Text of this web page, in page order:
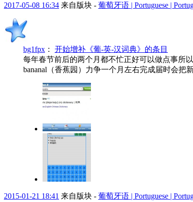
2017-05-08 16:34 来自版块 - 葡萄牙语 | Portuguese |
bg1fpx ： 开始增补《葡-英-汉词典》的条目
每年春节前后的两个月都不忙正好可以做点事所
bananal（香蕉园）力争一个月左右完成届时会把
2015-01-21 18:41 来自版块 - 葡萄牙语 | Portuguese |